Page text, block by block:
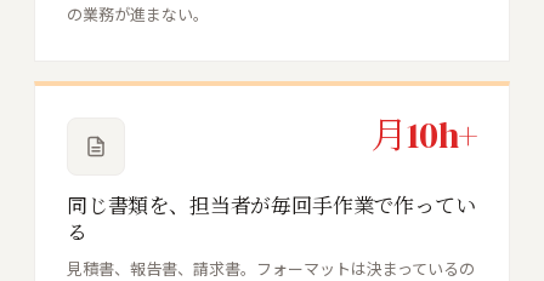
の業務が進まない。
月10h+
同じ書類を、担当者が毎回手作業で作ってい
る
見積書、報告書、請求書。フォーマットは決まっているの